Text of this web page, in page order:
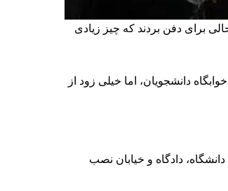
رویدادی که اشک بسیجیان حامی او را درآورد. ۲۷ سال بعد، باز هم در ۱۸ تیر، او را در حالی برای دفن بردند که چیز زیادی
خوابگاه دانشجویان، اما خیلی زود از
دادگاه و خیابان نصب